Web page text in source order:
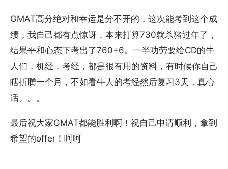
GMAT高分绝对和幸运是分不开的，这次能考到这个成
绩，我自己都有点惊讶，本来打算730就杀猪过年了，
结果平和心态下考出了760+6。一半功劳要给CD的牛
人们，机经，考经，都是很有用的资料，有时候你自己
瞎折腾一个月，不如看牛人的考经然后复习3天，真心
话。。。
最后祝大家GMAT都能胜利啊！祝自己申请顺利，拿到
希望的offer！呵呵